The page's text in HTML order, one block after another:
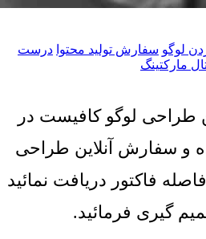
لوگو سفارش تولید محتوا درست
مارکتینگ
طراحی لوگو کافیست در
و سفارش آنلاین طراحی
فاکتور دریافت نمائید
گیری فرمائید.